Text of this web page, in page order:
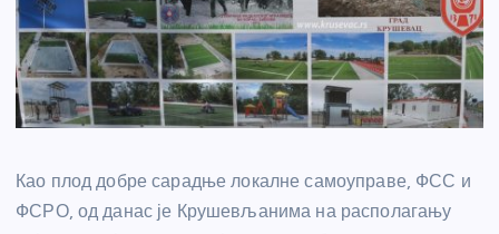
Као плод добре сарадње локалне самоуправе, ФСС и
ФСРО, од данас је Крушевљанима на располагању